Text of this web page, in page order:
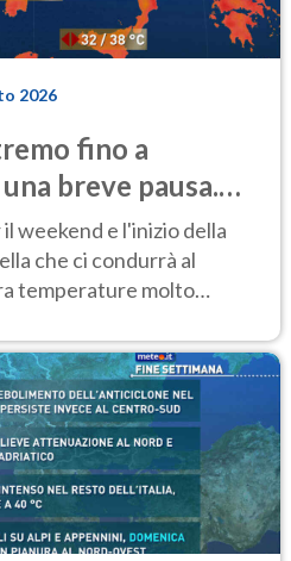
2026
fino a
breve pausa.
weekend e l'inizio della
che ci condurrà al
temperature molto